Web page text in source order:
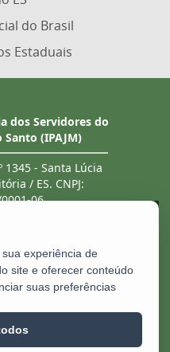
do Brasil
Estaduais
dos Servidores do
(IPAJM)
1345 - Santa Lúcia
/ ES. CNPJ:
06
Atendimento
agendado.
experiência de
site e oferecer conteúdo
suas preferências